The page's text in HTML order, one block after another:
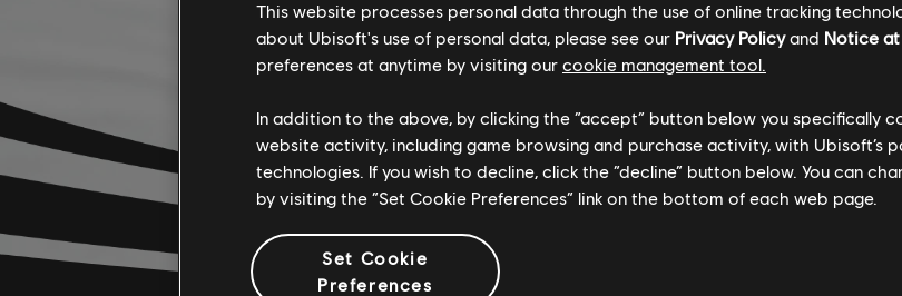
This website processes personal data through the use of online tracking
about Ubisoft's use of personal data, please see our Privacy Policyand Notice
preferences at anytime by visiting our cookie management tool.
In addition to the above, by clicking the “accept” button below you specifically
website activity, including game browsing and purchase activity, with Ubisoft’s
technologies. If you wish to decline, click the “decline” button below. You can
by visiting the “Set Cookie Preferences” link on the bottom of each web page.
Set Cookie
Preferences